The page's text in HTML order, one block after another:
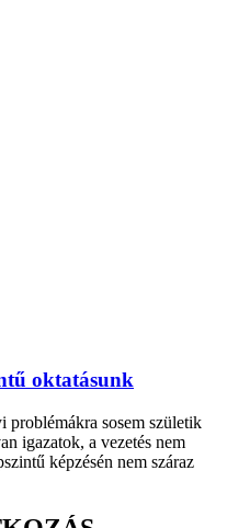
oktatásunk
problémákra sosem születik
igazatok, a vezetés nem
képzésén nem száraz